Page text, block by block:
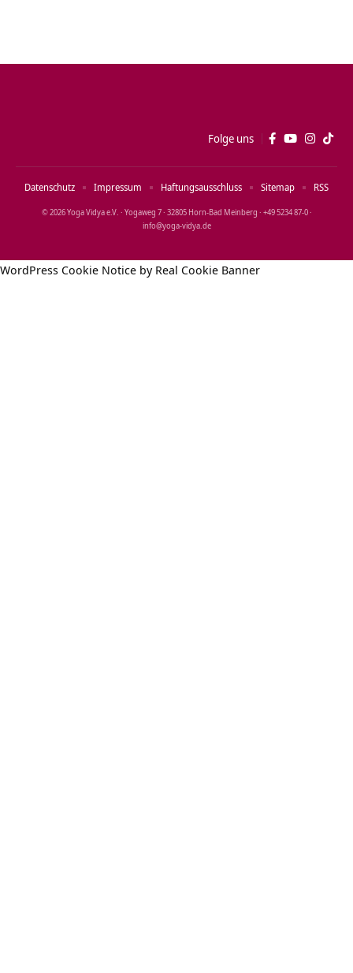
Folge uns
© 2026 Yoga Vidya e.V. · Yogaweg 7 · 32805 Horn‑Bad Meinberg · +49 5234 87‑0 ·
info@yoga‑vidya.de
Datenschutz Impressum Haftungsausschluss Sitemap RSS
WordPress Cookie Notice by Real Cookie Banner